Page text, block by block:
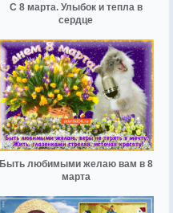
С 8 марта. Улыбок и тепла в
сердце
Быть любимыми желаю вам в 8
марта